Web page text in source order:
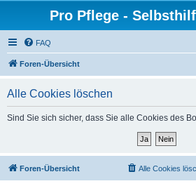
Pro Pflege -
FAQ
Foren-Übersicht
Alle Cookies löschen
Sind Sie sich sicher, dass Sie alle Cookies des
Foren-Übersicht Alle Cookies